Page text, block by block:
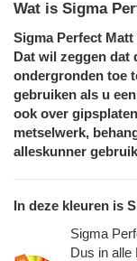
Wat is Sigma
Sigma Perfect
Dat wil zeggen dat
ondergronden toe
gebruiken als u
ook over
metselwerk,
alleskunner
In deze kleuren is
Sigma
Dus in alle